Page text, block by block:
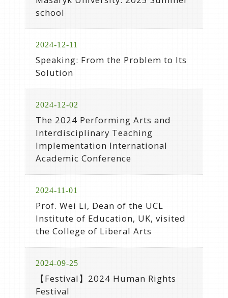
school
2024-12-11
Speaking: From the Problem to Its
Solution
2024-12-02
The 2024 Performing Arts and
Interdisciplinary Teaching
Implementation International
Academic Conference
2024-11-01
Prof. Wei Li, Dean of the UCL
Institute of Education, UK, visited
the College of Liberal Arts
2024-09-25
【Festival】2024 Human Rights
Festival